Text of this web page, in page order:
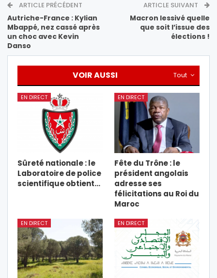
ARTICLE PRÉCÉDENT
Autriche-France : Kylian
Mbappé, nez cassé après
un choc avec Kevin
Danso
ARTICLE SUIVANT
Macron lessivé quelle
que soit l’issue des
élections !
Tout
VOIR AUSSI
EN DIRECT
Sûreté nationale : le
Laboratoire de police
scientifique obtient…
EN DIRECT
Fête du Trône : le
président angolais
adresse ses
félicitations au Roi du
Maroc
EN DIRECT EN DIRECT